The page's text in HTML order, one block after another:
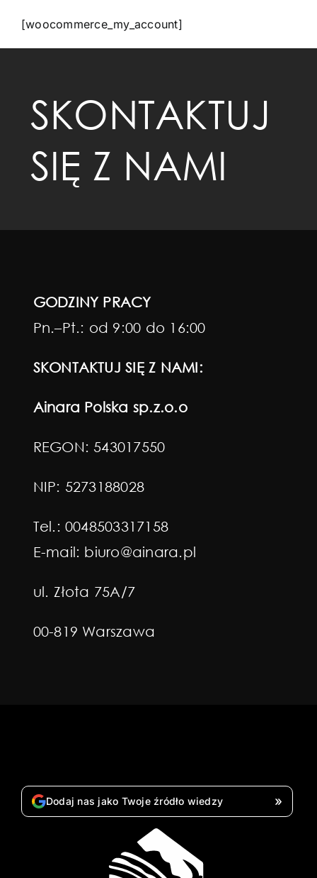
[woocommerce_my_account]
SKONTAKTUJ
SIĘ Z NAMI
GODZINY PRACY
Pn.–Pt.: od 9:00 do 16:00
SKONTAKTUJ SIĘ Z NAMI:
Ainara Polska sp.z.o.o
REGON: 543017550
NIP: 5273188028
Tel.:0048503317158
E-mail: biuro@ainara.pl
ul. Złota 75A/7
00-819 Warszawa
Dodaj nas jako Twoje źródło wiedzy »